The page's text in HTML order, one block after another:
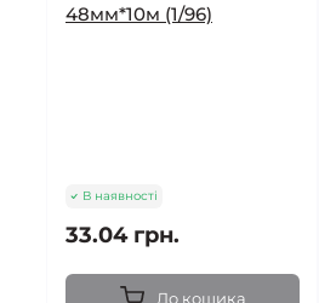
48мм*10м (1/96)
В наявності
33.04 грн.
До кошика